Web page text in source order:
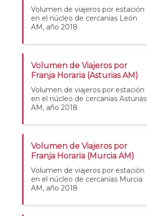
Volumen de viajeros por estación
en el núcleo de cercanías León
AM, año 2018
Volumen de Viajeros por
Franja Horaria (Asturias AM)
Volumen de viajeros por estación
en el núcleo de cercanías Asturias
AM, año 2018
Volumen de Viajeros por
Franja Horaria (Murcia AM)
Volumen de viajeros por estación
en el núcleo de cercanías Murcia
AM, año 2018